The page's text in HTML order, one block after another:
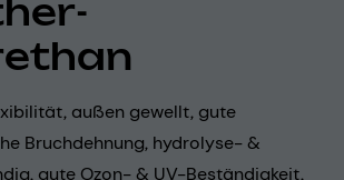
außen gewellt, gute
Bruchdehnung, hydrolyse- &
gute Ozon- & UV-Beständigkeit,